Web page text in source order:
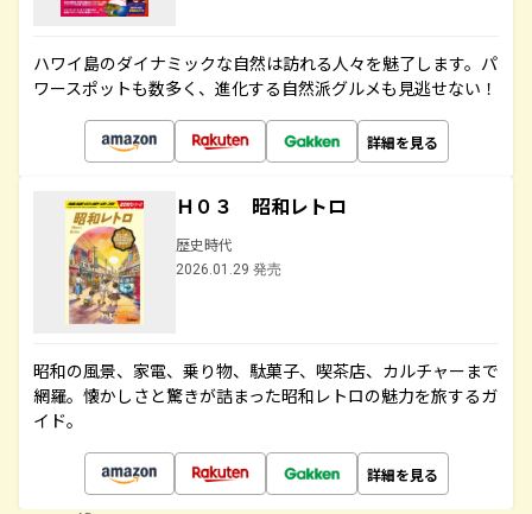
ハワイ島のダイナミックな自然は訪れる人々を魅了します。パ
ワースポットも数多く、進化する自然派グルメも見逃せない！
詳細を見る
Ｈ０３ 昭和レトロ
歴史時代
2026.01.29 発売
昭和の風景、家電、乗り物、駄菓子、喫茶店、カルチャーまで
網羅。懐かしさと驚きが詰まった昭和レトロの魅力を旅するガ
イド。
詳細を見る